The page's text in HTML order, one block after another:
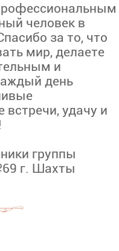
человек в
за то, что
мир, делаете
и
день
удачу и
группы
г. Шахты